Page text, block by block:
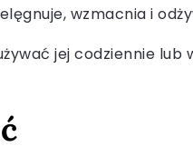
wzmacnia i
jej codziennie